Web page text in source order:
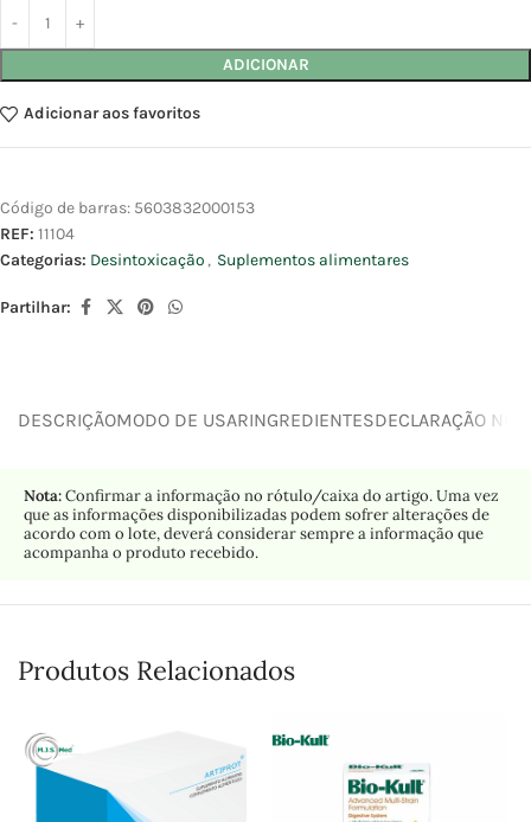
ADICIONAR
Adicionar aos favoritos
Código de barras: 5603832000153
REF: 11104
Categorias: Desintoxicação , Suplementos alimentares
Partilhar:
DESCRIÇÃOMODO DE USARINGREDIENTESDECLARAÇÃO
Nota:Confirmar a informação no rótulo/caixa do artigo. Uma vez
que as informações disponibilizadas podem sofrer alterações de
acordo com o lote, deverá considerar sempre a informação que
acompanha o produto recebido.
Produtos Relacionados